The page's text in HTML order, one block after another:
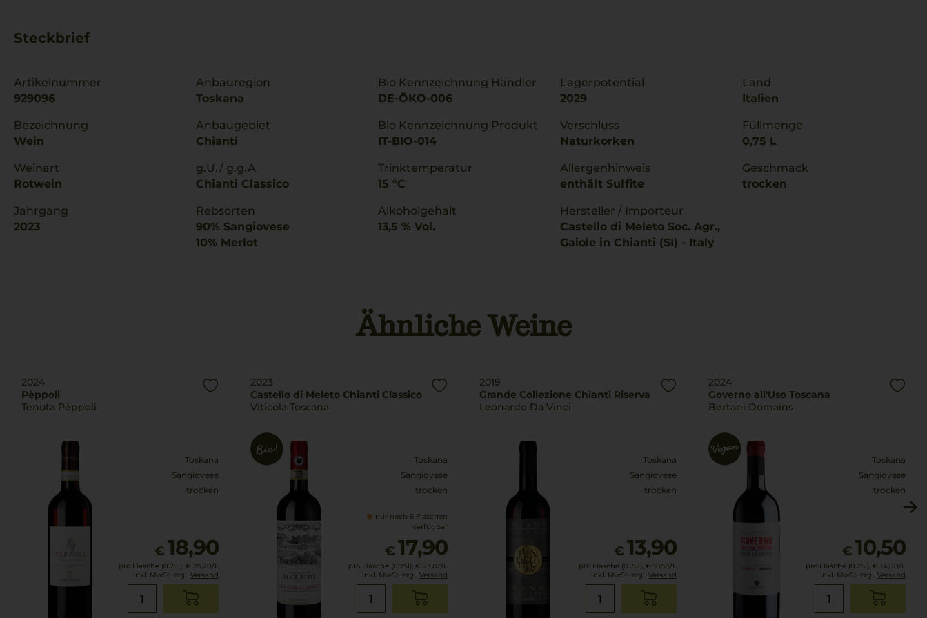
Steckbrief
Artikelnummer
929096
Bezeichnung
Wein
Weinart
Rotwein
Jahrgang
2023
Anbauregion
Toskana
Anbaugebiet
Chianti
g.U./ g.g.A
Chianti Classico
Rebsorten
90% Sangiovese
10% Merlot
Bio Kennzeichnung Händler
DE-ÖKO-006
Bio Kennzeichnung Produkt
IT-BIO-014
Trinktemperatur
15 °C
Alkoholgehalt
13,5 % Vol.
Lagerpotential
2029
Verschluss
Naturkorken
Allergenhinweis
enthält Sulfite
Hersteller / Importeur
Castello di Meleto Soc. Agr.,
Gaiole in Chianti (SI) - Italy
Land
Italien
Füllmenge
0,75 L
Geschmack
trocken
Ähnliche Weine
2024
Pèppoli
Tenuta Pèppoli
Toskana
Sangiovese
trocken
€ 18,90
pro Flasche (0.75l), € 25,20/L
inkl. MwSt. zzgl. Versand
2023
Castello di Meleto Chianti Classico
Viticola Toscana
Toskana
Sangiovese
trocken
nur noch 6 Flaschen
verfügbar
€ 17,90
pro Flasche (0.75l), € 23,87/L
inkl. MwSt. zzgl. Versand
2019
Grande Collezione Chianti Riserva
Leonardo Da Vinci
Toskana
Sangiovese
trocken
€ 13,90
pro Flasche (0.75l), € 18,53/L
inkl. MwSt. zzgl. Versand
2024
Governo all'Uso Toscana
Bertani Domains
Toskana
Sangiovese
trocken
€ 10,50
pro Flasche (0.75l), € 14,00/L
inkl. MwSt. zzgl. Versand